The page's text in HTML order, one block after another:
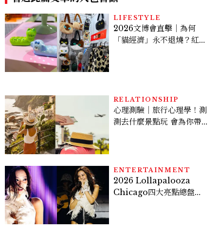
LIFESTYLE
2026文博會直擊｜為何
「貓經濟」永不退燒？紅到
RELATIONSHIP
心理測驗｜旅行心理學！測
測去什麼景點玩 會為你帶來
ENTERTAINMENT
2026 Lollapalooza
Chicago四大亮點總盤